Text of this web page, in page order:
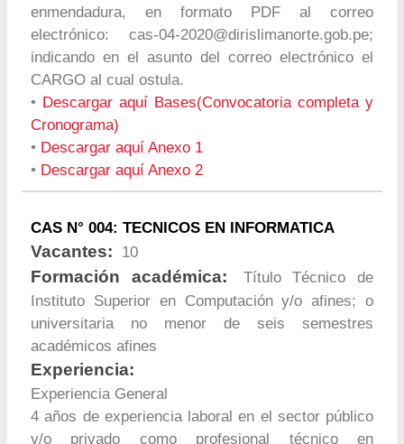
enmendadura, en formato PDF al correo
electrónico: cas-04-2020@dirislimanorte.gob.pe;
indicando en el asunto del correo electrónico el
CARGO al cual ostula.
• Descargar aquí Bases(Convocatoria completa y
Cronograma)
• Descargar aquí Anexo 1
• Descargar aquí Anexo 2
CAS N° 004: TECNICOS EN INFORMATICA
Vacantes: 10
Formación académica:
Título Técnico de
Instituto Superior en Computación y/o afines; o
universitaria no menor de seis semestres
académicos afines
Experiencia:
Experiencia General
4 años de experiencia laboral en el sector público
y/o privado como profesional técnico en